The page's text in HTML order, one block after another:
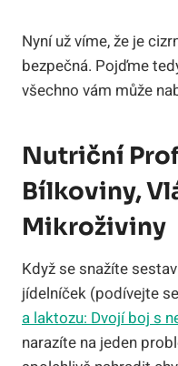
Nyní už víme, že je
bezpečná. Pojďme
všechno vám může
Nutriční
Bílkoviny,
Mikroživiny
Když se snažíte
jídelníček (podívejte
a laktozu: Dvojí boj s
narazíte na jeden